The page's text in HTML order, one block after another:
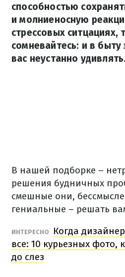
способностью
и молниеносную
стрессовых ситцациях,
сомневайтесь: и в быту
вас неустанно удивлять.
В нашей подборке –
решения будничных
смешные они,
гениальные – решать
ИНТЕРЕСНО
Когда
все: 10 курьезных фото,
до слез